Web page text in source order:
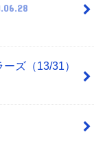
ズ（13/31）